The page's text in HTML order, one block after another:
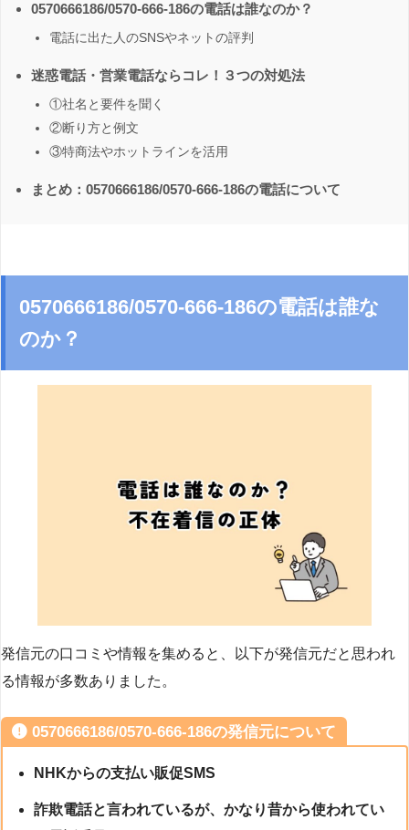
0570666186/0570-666-186の電話は誰なのか？
電話に出た人のSNSやネットの評判
迷惑電話・営業電話ならコレ！３つの対処法
①社名と要件を聞く
②断り方と例文
③特商法やホットラインを活用
まとめ：0570666186/0570-666-186の電話について
0570666186/0570-666-186の電話は誰な
のか？
発信元の口コミや情報を集めると、以下が発信元だと思われ
る情報が多数ありました。
0570666186/0570-666-186の発信元について
NHKからの支払い販促SMS
詐欺電話と言われているが、かなり昔から使われてい